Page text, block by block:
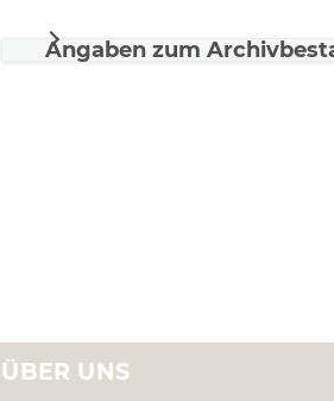
Angaben zum
ÜBER UNS